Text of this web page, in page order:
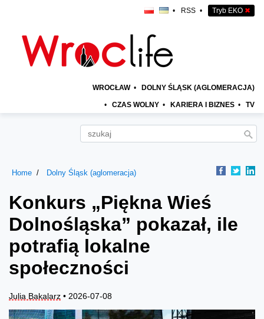
• RSS • Tryb EKO ✖
WROCŁAW • DOLNY ŚLĄSK (AGLOMERACJA)
• CZAS WOLNY • KARIERA I BIZNES • TV
Home Dolny Śląsk (aglomeracja)
Konkurs „Piękna Wieś
Dolnośląska” pokazał, ile
potrafią lokalne
społeczności
Julia Bakalarz • 2026-07-08